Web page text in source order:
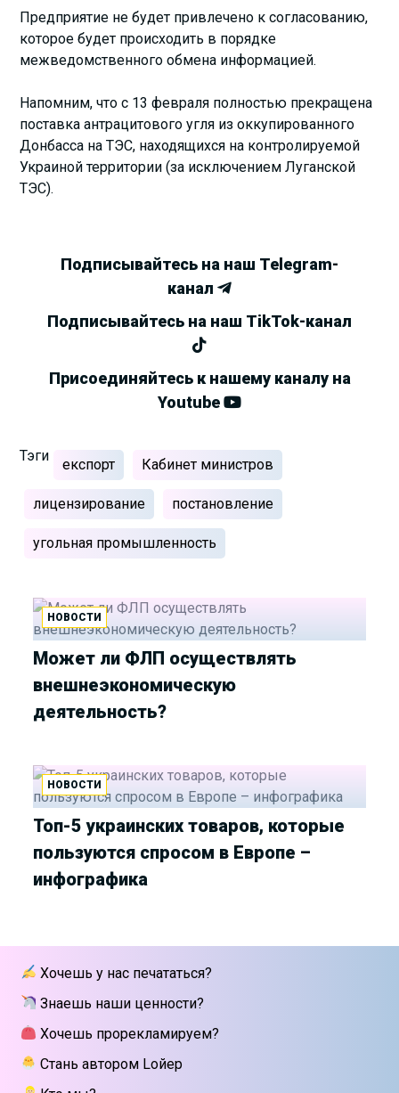
Предприятие не будет привлечено к согласованию,
которое будет происходить в порядке
межведомственного обмена информацией.
Напомним, что с 13 февраля полностью прекращена
поставка антрацитового угля из оккупированного
Донбасса на ТЭС, находящихся на контролируемой
Украиной территории (за исключением Луганской
ТЭС).
Подписывайтесь на наш Telegram-
канал
Подписывайтесь на наш TikTok-канал
Присоединяйтесь к нашему каналу на
Youtube
Тэги
експорт Кабинет министров
лицензирование постановление
угольная промышленность
НОВОСТИ
Может ли ФЛП осуществлять
внешнеэкономическую
деятельность?
НОВОСТИ
Топ-5 украинских товаров, которые
пользуются спросом в Европе –
инфографика
Хочешь у нас печататься?
Знаешь наши ценности?
Хочешь прорекламируем?
Стань автором Lойер